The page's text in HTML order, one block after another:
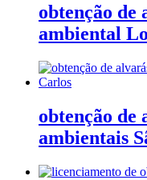
obtenção de
ambiental
obtenção de
ambientais